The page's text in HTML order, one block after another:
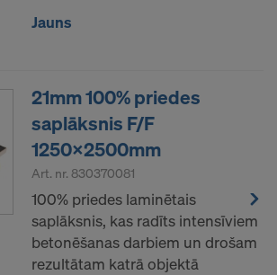
Jauns
21mm 100% priedes
saplāksnis F/F
1250x2500mm
Art. nr. 830370081
100% priedes laminētais
saplāksnis, kas radīts intensīviem
betonēšanas darbiem un drošam
rezultātam katrā objektā
datus šiem pakalpojumu
sīkfailu iestatījumiem vietnē.
SĪKDATŅU
UN SAVU PERSONAS
UZ AMERIKAS
VALSTĪM?